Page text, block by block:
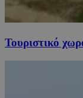
Τουριστικό